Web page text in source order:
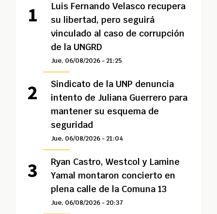
Luis Fernando Velasco recupera
su libertad, pero seguirá
vinculado al caso de corrupción
de la UNGRD
Jue, 06/08/2026 - 21:25
Sindicato de la UNP denuncia
intento de Juliana Guerrero para
mantener su esquema de
seguridad
Jue, 06/08/2026 - 21:04
Ryan Castro, Westcol y Lamine
Yamal montaron concierto en
plena calle de la Comuna 13
Jue, 06/08/2026 - 20:37